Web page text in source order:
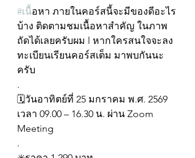
#เนื้อหา ภายในคอร์สนี้จะมีของดีอะไร
บ้าง ติดตามชมเนื้อหาสำคัญ ในภาพ
ถัดได้เลยครับผม l หากใครสนใจจะลง
ทะเบียนเรียนคอร์สเต็ม มาพบกันนะ
ครับ
.
🗓วันอาทิตย์ที่ 25 มกราคม พ.ศ. 2569
เวลา 09.00 – 16.30 น. ผ่าน Zoom
Meeting
.